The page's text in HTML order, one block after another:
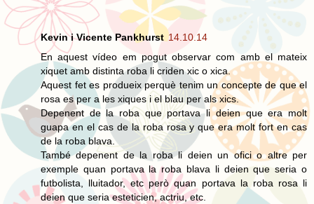
Kevin i Vicente Pankhurst 14.10.14
En aquest vídeo em pogut observar com amb el mateix
xiquet amb distinta roba li criden xic o xica.
Aquest fet es produeix perquè tenim un concepte de que el
rosa es per a les xiques i el blau per als xics.
Depenent de la roba que portava li deien que era molt
guapa en el cas de la roba rosa y que era molt fort en cas
de la roba blava.
També depenent de la roba li deien un ofici o altre per
exemple quan portava la roba blava li deien que seria o
futbolista, lluitador, etc però quan portava la roba rosa li
deien que seria esteticien, actriu, etc.